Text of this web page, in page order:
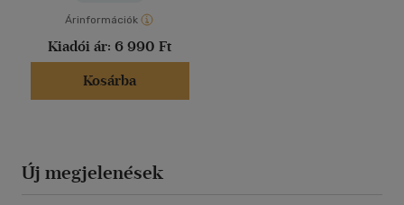
Árinformációk
Kiadói ár: 6 990 Ft
Kosárba
Új megjelenések